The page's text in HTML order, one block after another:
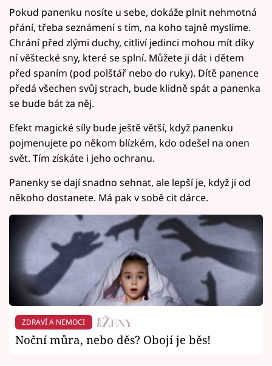
Pokud panenku nosíte u sebe, dokáže plnit nehmotná
přání, třeba seznámení s tím, na koho tajně myslíme.
Chrání před zlými duchy, citliví jedinci mohou mít díky
ní věštecké sny, které se splní. Můžete ji dát i dětem
před spaním (pod polštář nebo do ruky). Dítě panence
předá všechen svůj strach, bude klidně spát a panenka
se bude bát za něj.
Efekt magické síly bude ještě větší, když panenku
pojmenujete po někom blízkém, kdo odešel na onen
svět. Tím získáte i jeho ochranu.
Panenky se dají snadno sehnat, ale lepší je, když ji od
někoho dostanete. Má pak v sobě cit dárce.
ZDRAVÍ A NEMOCI
Noční můra, nebo děs? Obojí je běs!